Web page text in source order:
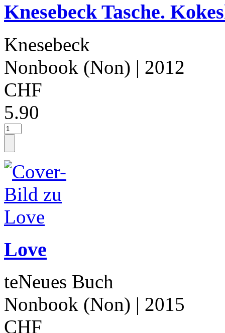
Knesebeck Tasche.
Knesebeck
Nonbook (Non) | 2012
CHF
5.90
Love
teNeues Buch
Nonbook (Non) | 2015
CHF